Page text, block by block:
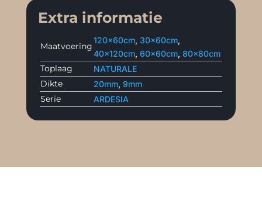
Extra informatie
Maatvoering
120x60cm, 30x60cm,
40x120cm, 60x60cm, 80x80cm
Toplaag NATURALE
Dikte 20mm, 9mm
Serie ARDESIA